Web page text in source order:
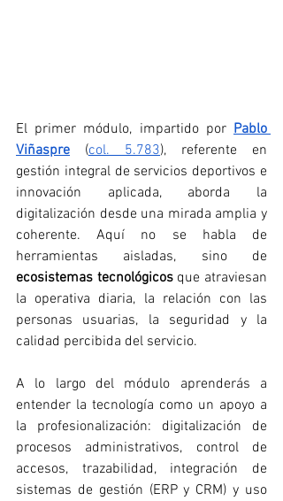
El primer módulo, impartido por Pablo
Viñaspre
(col. 5.783), referente en
gestión integral de servicios deportivos e
innovación aplicada, aborda la
digitalización desde una mirada amplia y
coherente. Aquí no se habla de
ecosistemas tecnológicos que atraviesan
la operativa diaria, la relación con las
personas usuarias, la seguridad y la
calidad percibida del servicio.
A lo largo del módulo aprenderás a
entender la tecnología como un apoyo a
la profesionalización: digitalización de
procesos administrativos, control de
accesos, trazabilidad, integración de
sistemas de gestión (ERP y CRM) y uso